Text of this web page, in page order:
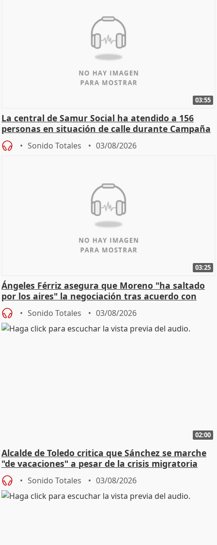
03:55
La central de Samur Social ha atendido a 156
personas en situación de calle durante Campaña
de Calor
Sonido Totales 03/08/2026
03:25
Ángeles Férriz asegura que Moreno "ha saltado
por los aires" la negociación tras acuerdo con
SMA
Sonido Totales 03/08/2026
02:00
Alcalde de Toledo critica que Sánchez se marche
"de vacaciones" a pesar de la crisis migratoria
Sonido Totales 03/08/2026